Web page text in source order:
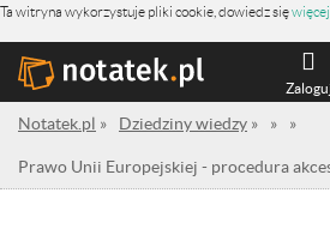
Ta witryna wykorzystuje pliki cookie, dowiedz sięwięcej
Notatek.pl » Dziedziny wiedzy » » »
Prawo Unii Europejskiej - procedura